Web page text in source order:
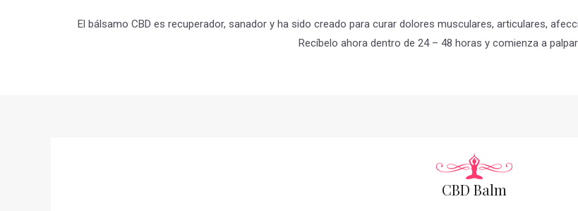
El bálsamo CBD es recuperador, sanador y ha sido creado para curar dolores musculares, articulares,
Recíbelo ahora dentro de 24 – 48 horas y comienza a
CBD Balm